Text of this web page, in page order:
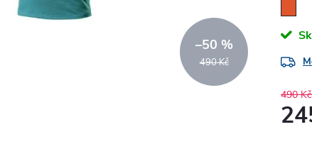
490 Kč
–50 %
490 Kč